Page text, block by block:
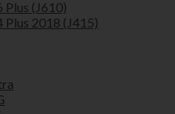
Plus (J610)
Plus 2018 (J415)